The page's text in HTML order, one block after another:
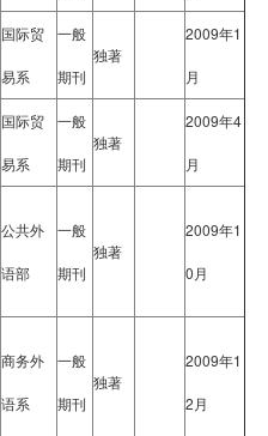
国际贸
易系
一般
期刊
独著
2009年1
月
国际贸
易系
一般
期刊
独著
2009年4
月
公共外
语部
一般
期刊
独著
2009年1
0月
商务外
语系
一般
期刊
独著
2009年1
2月